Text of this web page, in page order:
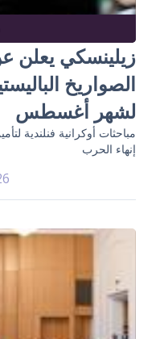
زيلينسكي يعلن
الصواريخ
لشهر أغسطس
مباحثات أوكرانية فنلندية
إنهاء الحرب